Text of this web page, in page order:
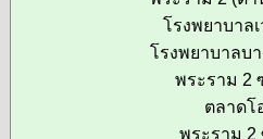
โรงพยาบาล
โรงพยาบาลบ
พระราม 2
ตลาดโ
พระราม 2